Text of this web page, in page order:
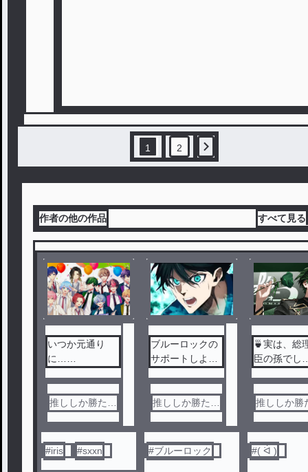
1 2
作者の他の作品 すべて見る
いつか元通り
に……
推ししか勝たん
#iris #sxxn
ブルーロックの
サポートしよう
に愛されたんだ
けど?!
推ししか勝たん
#ブルーロック
🍵実は、総
臣の孫でし
推ししか勝
#( ᐛ )